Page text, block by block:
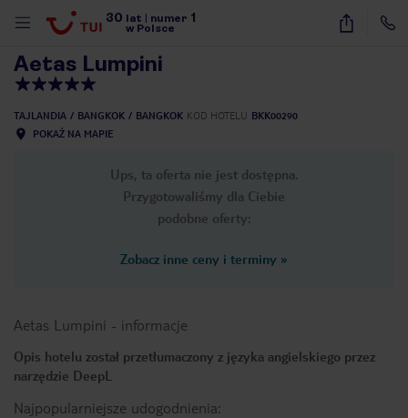
30 lat numer 1
w Polsce
59
Aetas Lumpini
TAJLANDIA BANGKOK BANGKOK KOD HOTELU BKK00290
POKAŻ NA MAPIE
Ups, ta oferta nie jest dostępna.
Przygotowaliśmy dla Ciebie
podobne oferty:
Zobacz inne ceny i terminy »
Aetas Lumpini - informacje
Opis hotelu został przetłumaczony z języka angielskiego przez
narzędzie DeepL
Najpopularniejsze udogodnienia: